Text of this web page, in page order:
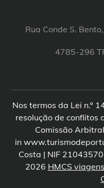
Rua Conde S.
4785-296
Nos termos da Lei n.º
resolução de conflitos
Comissão
in
Costa | NIF
2026 HMCS viagens